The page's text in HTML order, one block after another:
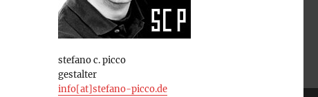
stefano c. picco
gestalter
info[at]stefano-picco.de